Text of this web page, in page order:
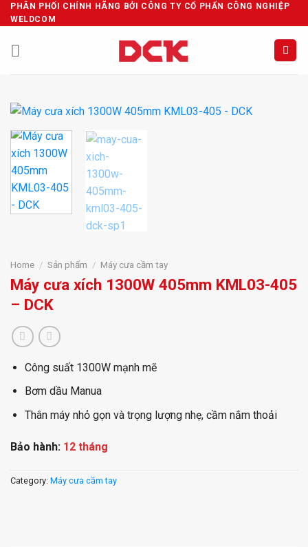
Skip
to
content
PHÂN PHỐI CHÍNH HÃNG BỞI CÔNG TY CỔ PHẨN CÔNG NGHIỆP
WELDCOM
Home / Sản phẩm / Máy cưa cầm tay
Máy cưa xích 1300W 405mm KML03-405
– DCK
Công suất 1300W mạnh mẽ
Bơm dầu Manua
Thân máy nhỏ gọn và trọng lượng nhẹ, cầm nắm thoải
Bảo hành: 12 tháng
Category: Máy cưa cầm tay